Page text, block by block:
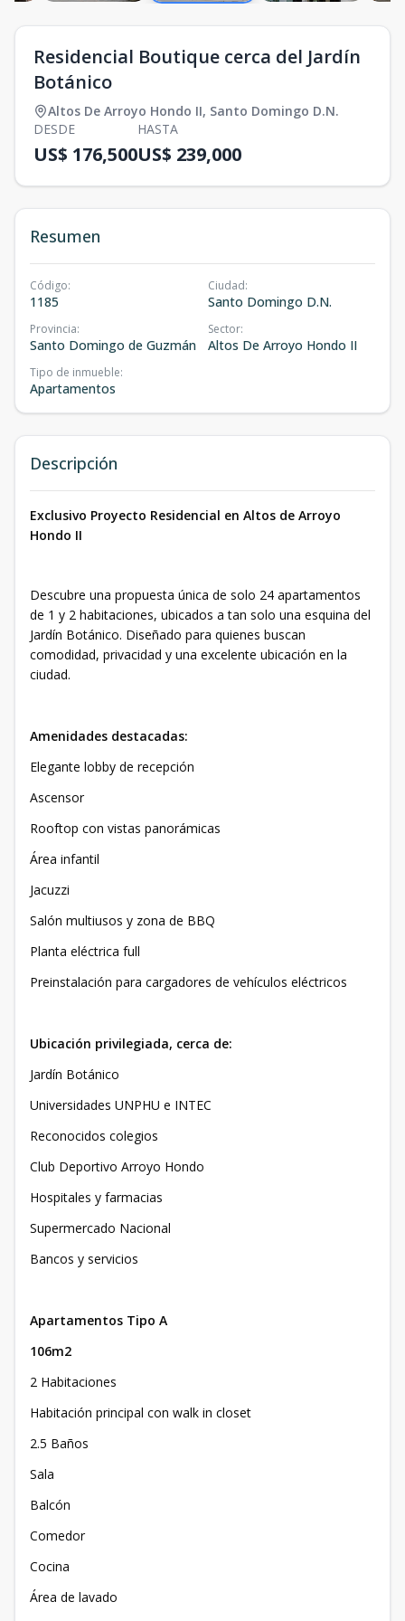
Residencial Boutique cerca del Jardín
Botánico
Altos De Arroyo Hondo II, Santo Domingo D.N.
DESDE
US$ 176,500
HASTA
US$ 239,000
Resumen
Código:
1185
Ciudad:
Santo Domingo D.N.
Provincia:
Santo Domingo de Guzmán
Sector:
Altos De Arroyo Hondo II
Tipo de inmueble:
Apartamentos
Descripción
Exclusivo Proyecto Residencial en Altos de Arroyo
Hondo II
Descubre una propuesta única de solo 24 apartamentos
de 1 y 2 habitaciones, ubicados a tan solo una esquina del
Jardín Botánico. Diseñado para quienes buscan
comodidad, privacidad y una excelente ubicación en la
ciudad.
Amenidades destacadas:
Elegante lobby de recepción
Ascensor
Rooftop con vistas panorámicas
Área infantil
Jacuzzi
Salón multiusos y zona de BBQ
Planta eléctrica full
Preinstalación para cargadores de vehículos eléctricos
Ubicación privilegiada, cerca de:
Jardín Botánico
Universidades UNPHU e INTEC
Reconocidos colegios
Club Deportivo Arroyo Hondo
Hospitales y farmacias
Supermercado Nacional
Bancos y servicios
Apartamentos Tipo A
106m2
2 Habitaciones
Habitación principal con walk in closet
2.5 Baños
Sala
Balcón
Comedor
Cocina
Área de lavado